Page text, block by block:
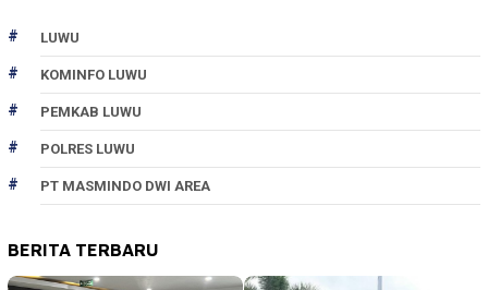
LUWU
KOMINFO LUWU
PEMKAB LUWU
POLRES LUWU
PT MASMINDO DWI AREA
BERITA TERBARU